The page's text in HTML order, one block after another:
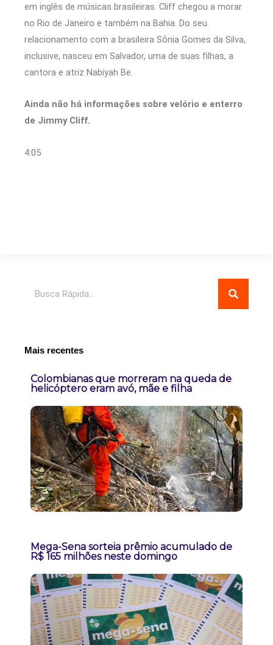
em inglês de músicas brasileiras. Cliff chegou a morar
no Rio de Janeiro e também na Bahia. Do seu
relacionamento com a brasileira Sônia Gomes da Silva,
inclusive, nasceu em Salvador, uma de suas filhas, a
cantora e atriz Nabiyah Be.
Ainda não há informações sobre velório e enterro
de Jimmy Cliff.
4:05
Mais recentes
Colombianas que morreram na queda de
helicóptero eram avó, mãe e filha
Mega-Sena sorteia prêmio acumulado de
R$ 165 milhões neste domingo